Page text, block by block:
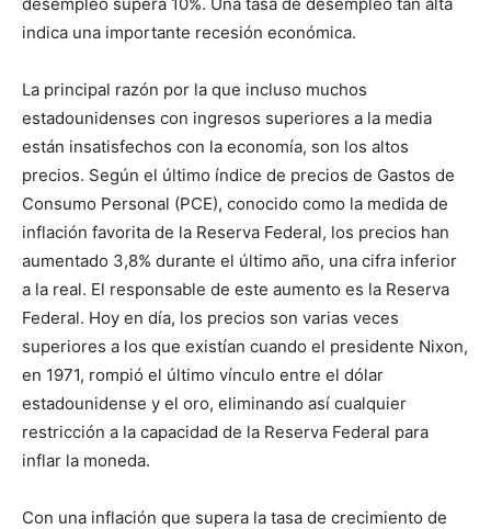
indica una importante recesión económica.
La principal razón por la que incluso muchos
estadounidenses con ingresos superiores a la media
están insatisfechos con la economía, son los altos
precios. Según el último índice de precios de Gastos de
Consumo Personal (PCE), conocido como la medida de
inflación favorita de la Reserva Federal, los precios han
aumentado 3,8% durante el último año, una cifra inferior
a la real. El responsable de este aumento es la Reserva
Federal. Hoy en día, los precios son varias veces
superiores a los que existían cuando el presidente Nixon,
en 1971, rompió el último vínculo entre el dólar
estadounidense y el oro, eliminando así cualquier
restricción a la capacidad de la Reserva Federal para
inflar la moneda.
Con una inflación que supera la tasa de crecimiento de